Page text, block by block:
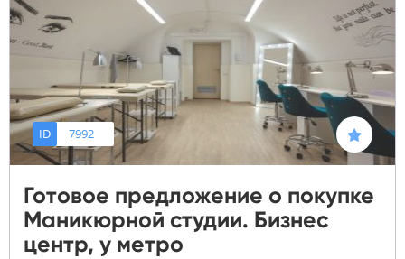
ID 7992
Готовое предложение о покупке
Маникюрной студии. Бизнес
центр, у метро